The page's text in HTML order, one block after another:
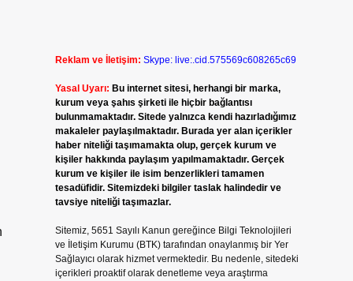
Reklam ve İletişim: Skype: live:.cid.575569c608265c69
Yasal Uyarı: Bu internet sitesi, herhangi bir marka,
kurum veya şahıs şirketi ile hiçbir bağlantısı
bulunmamaktadır. Sitede yalnızca kendi hazırladığımız
makaleler paylaşılmaktadır. Burada yer alan içerikler
haber niteliği taşımamakta olup, gerçek kurum ve
kişiler hakkında paylaşım yapılmamaktadır. Gerçek
kurum ve kişiler ile isim benzerlikleri tamamen
tesadüfidir. Sitemizdeki bilgiler taslak halindedir ve
tavsiye niteliği taşımazlar.
Sitemiz, 5651 Sayılı Kanun gereğince Bilgi Teknolojileri
ve İletişim Kurumu (BTK) tarafından onaylanmış bir Yer
Sağlayıcı olarak hizmet vermektedir. Bu nedenle, sitedeki
içerikleri proaktif olarak denetleme veya araştırma